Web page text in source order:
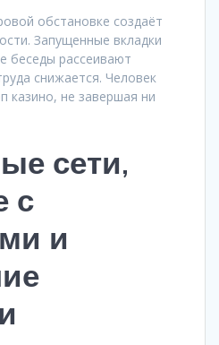
обстановке создаёт
Запущенные вкладки
беседы рассеивают
снижается. Человек
казино, не завершая ни
сети,
с
и